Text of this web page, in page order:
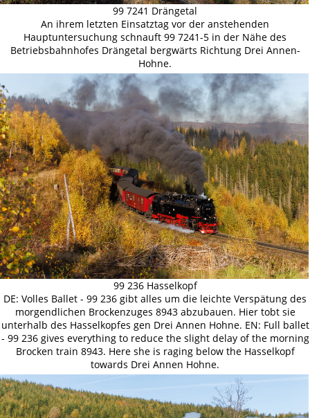
99 7241 Drängetal
An ihrem letzten Einsatztag vor der anstehenden
Hauptuntersuchung schnauft 99 7241-5 in der Nähe des
Betriebsbahnhofes Drängetal bergwärts Richtung Drei Annen-
Hohne.
99 236 Hasselkopf
DE: Volles Ballet - 99 236 gibt alles um die leichte Verspätung des
morgendlichen Brockenzuges 8943 abzubauen. Hier tobt sie
unterhalb des Hasselkopfes gen Drei Annen Hohne. EN: Full ballet
- 99 236 gives everything to reduce the slight delay of the morning
Brocken train 8943. Here she is raging below the Hasselkopf
towards Drei Annen Hohne.